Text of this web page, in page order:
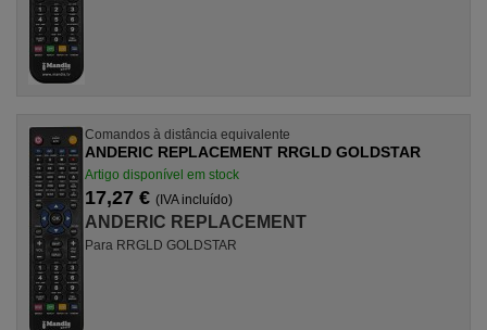
Comandos à distância equivalente
ANDERIC REPLACEMENT RRGLD GOLDSTAR
Artigo disponível em stock
17,27 € (IVA incluído)
ANDERIC REPLACEMENT
Para RRGLD GOLDSTAR